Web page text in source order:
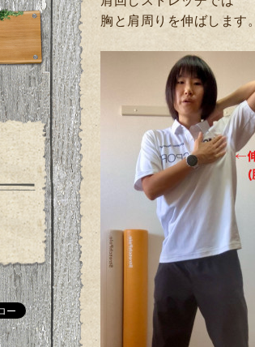
胸と肩周りを伸ばします。